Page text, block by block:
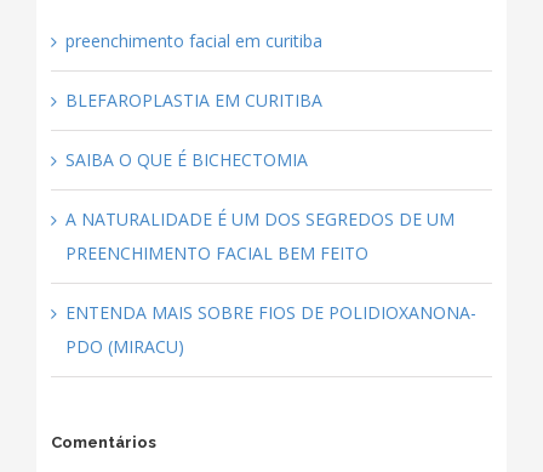
preenchimento facial em curitiba
BLEFAROPLASTIA EM CURITIBA
SAIBA O QUE É BICHECTOMIA
A NATURALIDADE É UM DOS SEGREDOS DE UM
PREENCHIMENTO FACIAL BEM FEITO
ENTENDA MAIS SOBRE FIOS DE POLIDIOXANONA-
PDO (MIRACU)
Comentários